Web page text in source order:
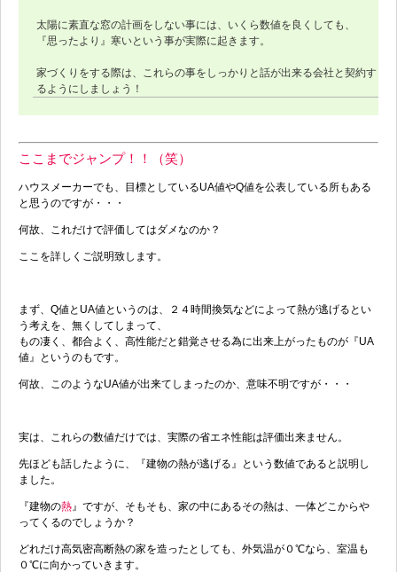
太陽に素直な窓の計画をしない事には、いくら数値を良くしても、
『思ったより』寒いという事が実際に起きます。
家づくりをする際は、これらの事をしっかりと話が出来る会社と契約す
るようにしましょう！
ここまでジャンプ！！（笑）
ハウスメーカーでも、目標としているUA値やQ値を公表している所もある
と思うのですが・・・
何故、これだけで評価してはダメなのか？
ここを詳しくご説明致します。
まず、Q値とUA値というのは、２４時間換気などによって熱が逃げるとい
う考えを、無くしてしまって、
もの凄く、都合よく、高性能だと錯覚させる為に出来上がったものが『UA
値』というのもです。
何故、このようなUA値が出来てしまったのか、意味不明ですが・・・
実は、これらの数値だけでは、実際の省エネ性能は評価出来ません。
先ほども話したように、『建物の熱が逃げる』という数値であると説明し
ました。
『建物の熱 』ですが、そもそも、家の中にあるその熱は、一体どこからや
ってくるのでしょうか？
どれだけ高気密高断熱の家を造ったとしても、外気温が０℃なら、室温も
０℃に向かっていきます。